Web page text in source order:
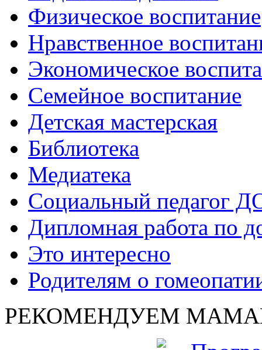
Физическое воспитание
Нравственное
Экономическое
Семейное воспитание
Детская мастерская
Библиотека
Медиатека
Социальный педагог
Дипломная работа по
Это интересно
Родителям о
РЕКОМЕНДУЕМ